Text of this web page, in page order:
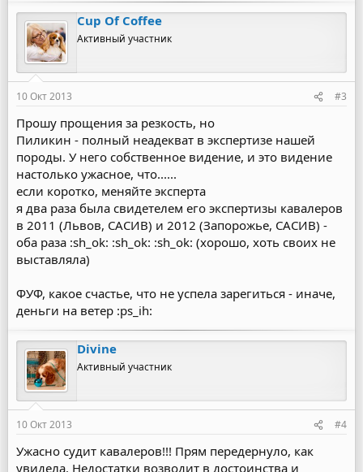
Cup Of Coffee
Активный участник
10 Окт 2013 #3
Прошу прощения за резкость, но
Пиликин - полный неадекват в экспертизе нашей
породы. У него собственное видение, и это видение
настолько ужасное, что......
если коротко, меняйте эксперта
я два раза была свидетелем его экспертизы кавалеров
в 2011 (Львов, САСИВ) и 2012 (Запорожье, САСИВ) -
оба раза :sh_ok: :sh_ok: :sh_ok: (хорошо, хоть своих не
выставляла)
ФУФ, какое счастье, что не успела зарегиться - иначе,
деньги на ветер :ps_ih:
Divine
Активный участник
10 Окт 2013 #4
Ужасно судит кавалеров!!! Прям передернуло, как
увидела. Недостатки возводит в достоинства и